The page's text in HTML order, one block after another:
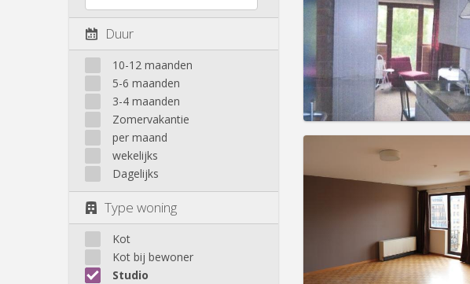
Duur
10-12 maanden
5-6 maanden
3-4 maanden
Zomervakantie
per maand
wekelijks
Dagelijks
Type woning
Kot
Kot bij bewoner
Studio
Praktische Informatie
Huur: 600 €
Kosten: 45 €
Duur: 12 maanden
Domiciliëring:Nee
Praktische Informatie
600 € (300 €/pers.)
70 € (35 €/pers.)
12 maanden
Toegelaten